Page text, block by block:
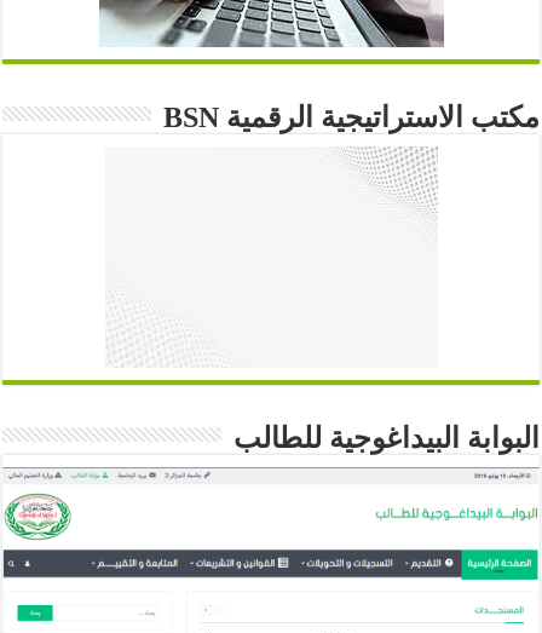
مكتب الاستراتيجية الرقمية BSN
البوابة البيداغوجية للطالب